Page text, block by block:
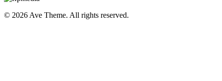
© 2026 Ave Theme. All rights reserved.